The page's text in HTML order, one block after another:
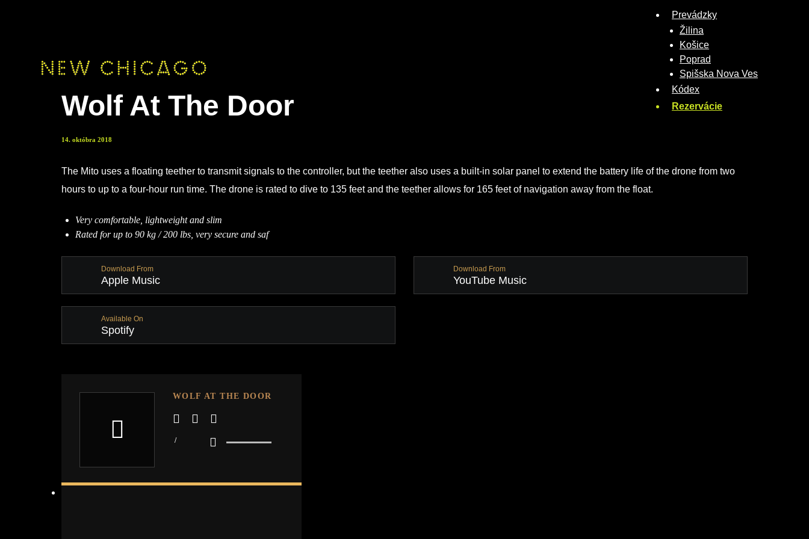
Prevádzky
Žilina
Košice
Poprad
Spišska Nova Ves
Kódex
Rezervácie
Wolf At The Door
14. októbra 2018
The Mito uses a floating teether to transmit signals to the controller, but the teether also uses a built-in solar panel to extend the battery life of the drone from two
hours to up to a four-hour run time. The drone is rated to dive to 135 feet and the teether allows for 165 feet of navigation away from the float.
Very comfortable, lightweight and slim
Rated for up to 90 kg / 200 lbs, very secure and saf
Download From
Apple Music
Download From
YouTube Music
Available On
Spotify
WOLF AT THE DOOR
/